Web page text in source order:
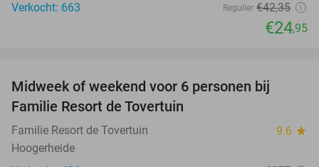
Verkocht: 663
Regulier €42,35
€24,95
Midweek of weekend voor 6 personen bij
Familie Resort de Tovertuin
Familie Resort de Tovertuin 9.6 star
Hoogerheide